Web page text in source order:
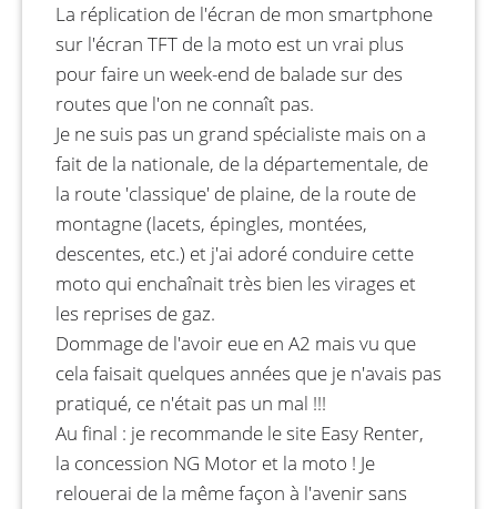
La réplication de l'écran de mon smartphone
sur l'écran TFT de la moto est un vrai plus
pour faire un week-end de balade sur des
routes que l'on ne connaît pas.
Je ne suis pas un grand spécialiste mais on a
fait de la nationale, de la départementale, de
la route 'classique' de plaine, de la route de
montagne (lacets, épingles, montées,
descentes, etc.) et j'ai adoré conduire cette
moto qui enchaînait très bien les virages et
les reprises de gaz.
Dommage de l'avoir eue en A2 mais vu que
cela faisait quelques années que je n'avais pas
pratiqué, ce n'était pas un mal !!!
Au final : je recommande le site Easy Renter,
la concession NG Motor et la moto ! Je
relouerai de la même façon à l'avenir sans